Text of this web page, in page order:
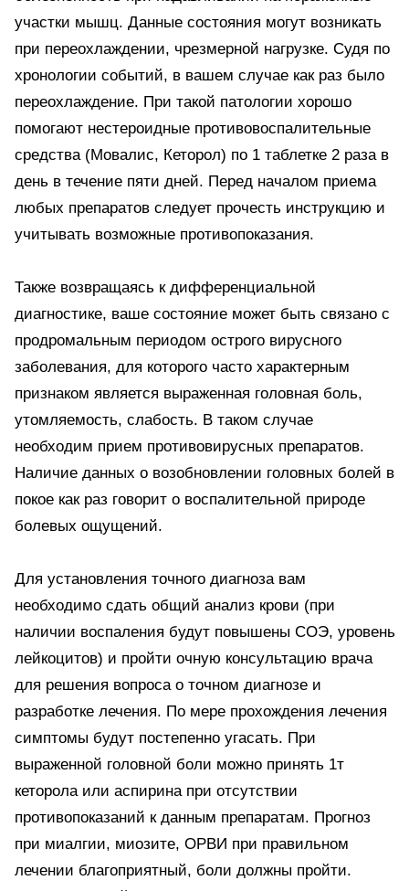
участки мышц. Данные состояния могут возникать
при переохлаждении, чрезмерной нагрузке. Судя по
хронологии событий, в вашем случае как раз было
переохлаждение. При такой патологии хорошо
помогают нестероидные противовоспалительные
средства (Мовалис, Кеторол) по 1 таблетке 2 раза в
день в течение пяти дней. Перед началом приема
любых препаратов следует прочесть инструкцию и
учитывать возможные противопоказания.
Также возвращаясь к дифференциальной
диагностике, ваше состояние может быть связано с
продромальным периодом острого вирусного
заболевания, для которого часто характерным
признаком является выраженная головная боль,
утомляемость, слабость. В таком случае
необходим прием противовирусных препаратов.
Наличие данных о возобновлении головных болей в
покое как раз говорит о воспалительной природе
болевых ощущений.
Для установления точного диагноза вам
необходимо сдать общий анализ крови (при
наличии воспаления будут повышены СОЭ, уровень
лейкоцитов) и пройти очную консультацию врача
для решения вопроса о точном диагнозе и
разработке лечения. По мере прохождения лечения
симптомы будут постепенно угасать. При
выраженной головной боли можно принять 1т
кеторола или аспирина при отсутствии
противопоказаний к данным препаратам. Прогноз
при миалгии, миозите, ОРВИ при правильном
лечении благоприятный, боли должны пройти.